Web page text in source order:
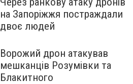
на Запоріжжя постраждали
двоє людей
Ворожий дрон атакував
мешканців Розумівки та
Блакитного